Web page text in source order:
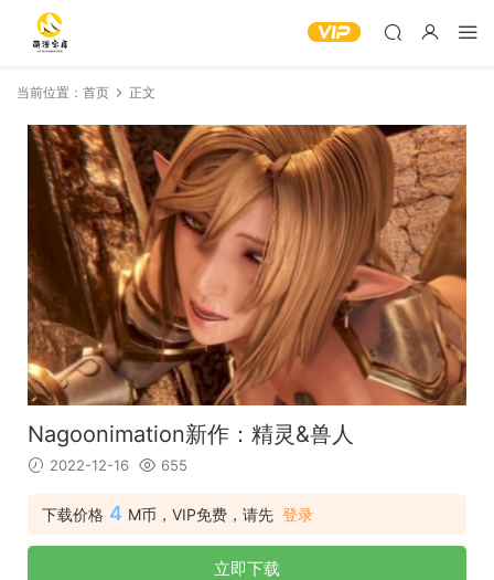
当前位置： 首页 正文
Nagoonimation新作：精灵&兽人
2022-12-16 655
下载价格 4 M币，VIP免费，请先 登录
立即下载